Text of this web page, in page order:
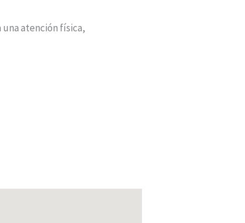
una atención física,